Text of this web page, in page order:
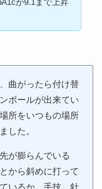
が9.1まで上昇
曲がったら付け替
ボールが出来てい
所をいつもの場所
した。
が膨らんでいる
から斜めに打って
いるか、手技、針